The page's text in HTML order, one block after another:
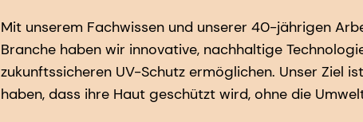
Mit unserem Fachwissen und unserer 40-jährigen
Branche haben wir innovative, nachhaltige
zukunftssicheren UV-Schutz ermöglichen. Unser Ziel
haben, dass ihre Haut geschützt wird, ohne die